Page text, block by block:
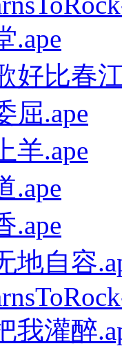
.ape
好比春
屈.ape
羊.ape
.ape
.ape
地自容
我灌醉